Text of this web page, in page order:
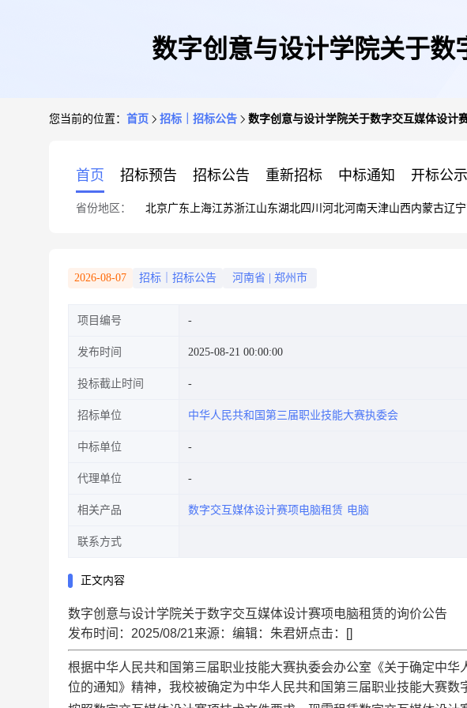
数字创意与设计学院关于
您当前的位置： 首页 招标｜招标公告 数字创意与设计学院关于数字交互媒体设计
首页 招标预告 招标公告 重新招标 中标通知 开标公示
省份地区： 北京广东 上海江苏浙江山东湖北四川 河北河南天津山西内蒙古辽宁
2026-08-07 招标｜招标公告 河南省 郑州市
项目编号
发布时间 2025-08-21 00:00:00
投标截止时间
招标单位 中华人民共和国第三届职业技能大赛执委会
中标单位
代理单位
相关产品 数字交互媒体设计赛项电脑租赁 电脑
联系方式
正文内容
数字创意与设计学院关于数字交互媒体设计赛项电脑租赁的询价公告
发布时间：2025/08/21来源：编辑：朱君妍点击：[]
根据中华人民共和国第三届职业技能大赛执委会办公室《关于确定中
位的通知》精神，我校被确定为中华人民共和国第三届职业技能大赛数